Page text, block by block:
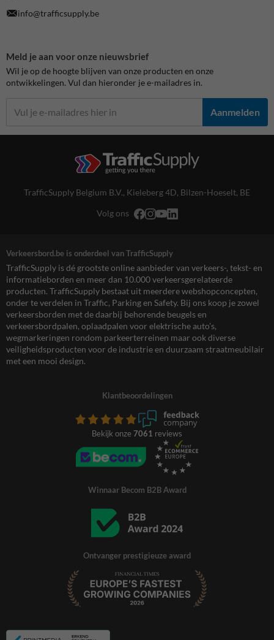
info@trafficsupply.be
Meld je aan voor onze nieuwsbrief
Wil je op de hoogte blijven van onze producten en onze
ontwikkelingen. Vul dan hieronder je e-mailadres in.
Aanmelden
TrafficSupply Belgium B.V., Kieleberg 4D, Bilzen-Hoeselt, BE
Volg ons
Verkeersbord.be is onderdeel van TrafficSupply
TrafficSupply is dé grootste online aanbieder van verkeers-, tekst- en
informatieborden en meer dan 10.000 verkeersgerelateerde
producten. TrafficSupply bestaat uit meerdere webshopconcepten,
onder te verdelen in Traffic, Parking en Safety. Bij ons koop je zowel
verkeersborden met de daarbij behorende beugels en
verkeersbordpalen, oplaadpalen voor elektrische auto’s,
wegmarkeringen rondom parkeerterreinen maar ook diverse
veiligheidsproducten voor de industrie en duurzaam straatmeubilair
met een mooi design.
Klantbeoordelingen
Bekijk onze 7061 reviews
Winnaar Becom B2B Award
Ontvanger prestigieuze award